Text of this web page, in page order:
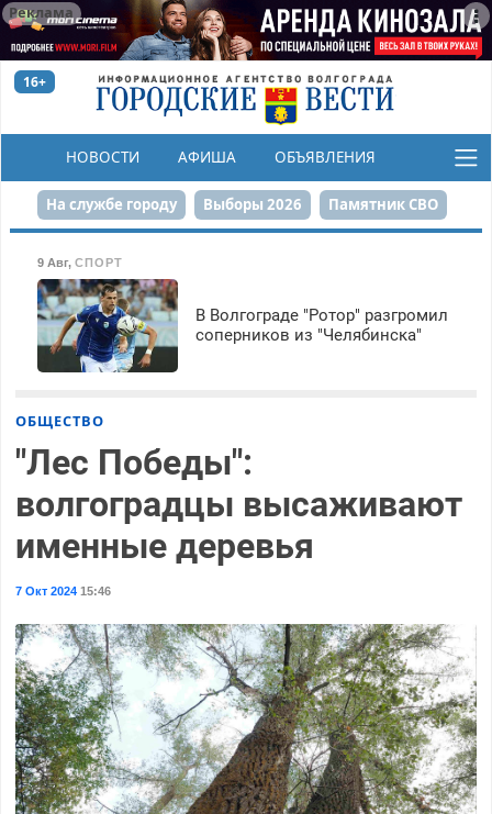
Реклама
16+
НОВОСТИ АФИША ОБЪЯВЛЕНИЯ
КОНКУРСЫ
На службе городу Выборы 2026 Памятник СВО
Набережная День Победы
80-летие Победы Парк Героев-летчиков
9 Авг, СПОРТ
В Волгограде "Ротор" разгромил
соперников из "Челябинска"
ОБЩЕСТВО
"Лес Победы":
волгоградцы высаживают
именные деревья
7 Окт 202415:46